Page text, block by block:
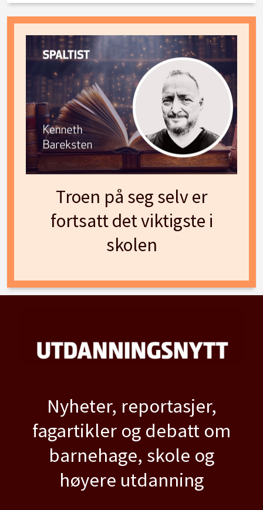
Troen på seg selv er
fortsatt det viktigste i
skolen
Nyheter, reportasjer,
fagartikler og debatt om
barnehage, skole og
høyere utdanning